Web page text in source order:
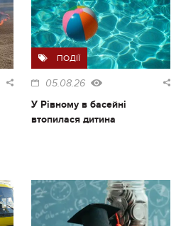
ПОДІЇ
05.08.26
У Рівному в басейні
втопилася дитина